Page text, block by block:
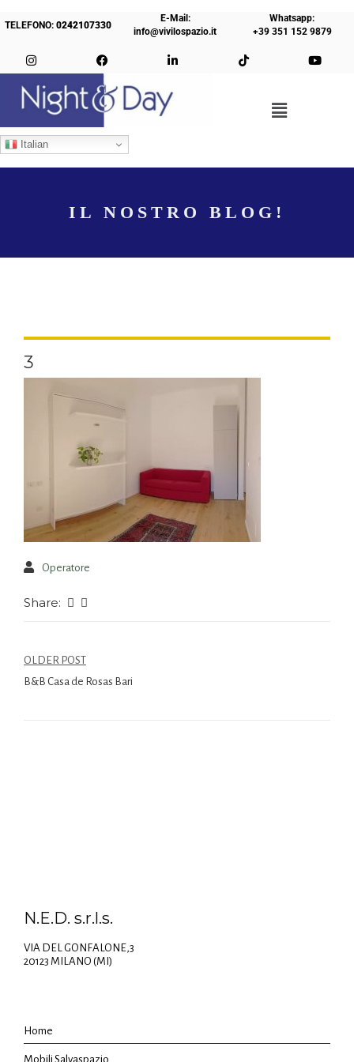
TELEFONO:0242107330
E-Mail:
info@vivilospazio.it
Whatsapp:
+39 351 152 9879
Italian
IL NOSTRO BLOG!
3
Operatore
Share:
OLDER POST
B&B Casa de Rosas Bari
N.E.D. s.r.l.s.
VIA DEL GONFALONE,3
20123 MILANO (MI)
Home
Mobili Salvaspazio